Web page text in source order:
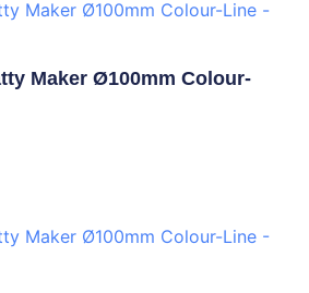
Maker Ø100mm Colour-